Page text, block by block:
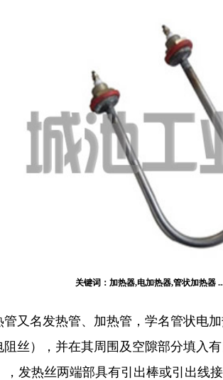
关键词：加热器,电加热器,管状加热器
名发热管、加热管，学名管状电加
丝），并在其周围及空隙部分填入
，发热丝两端部具有引出棒或引出线